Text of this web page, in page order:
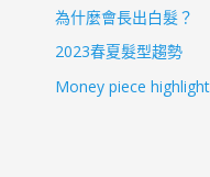
為什麼會長出白髮？
2023春夏髮型趨勢
Money piece